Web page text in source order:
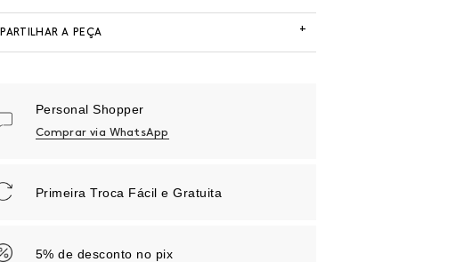
A PEÇA +
Personal Shopper
Comprar via WhatsApp
Primeira Troca Fácil e Gratuita
5% de desconto no pix